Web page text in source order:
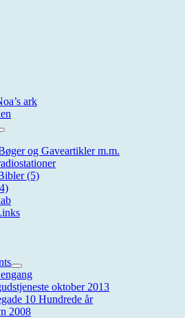
ark
og Gaveartikler m.m.
(5)
Show
sub
menu
oktober 2013
10 Hundrede år
2008